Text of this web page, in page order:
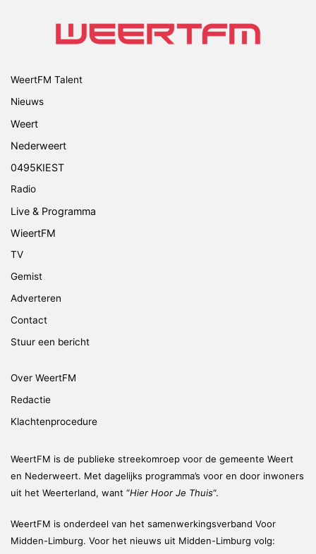
WeertFM Talent
Nieuws
Weert
Nederweert
0495KIEST
Radio
Live & Programma
WieertFM
TV
Gemist
Adverteren
Contact
Stuur een bericht
Over WeertFM
Redactie
Klachtenprocedure
WeertFM is de publieke streekomroep voor de gemeente Weert
en Nederweert. Met dagelijks programma’s voor en door inwoners
uit het Weerterland, want “Hier Hoor Je Thuis“.
WeertFM is onderdeel van het samenwerkingsverband Voor
Midden-Limburg. Voor het nieuws uit Midden-Limburg volg: